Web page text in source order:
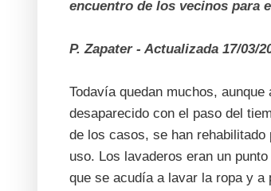
encuentro de los vecinos para
P. Zapater - Actualizada 17/03/
Todavía quedan muchos, aunque
desaparecido con el paso del
de los casos, se han rehabilitado
uso. Los lavaderos eran un punto
que se acudía a lavar la ropa y a